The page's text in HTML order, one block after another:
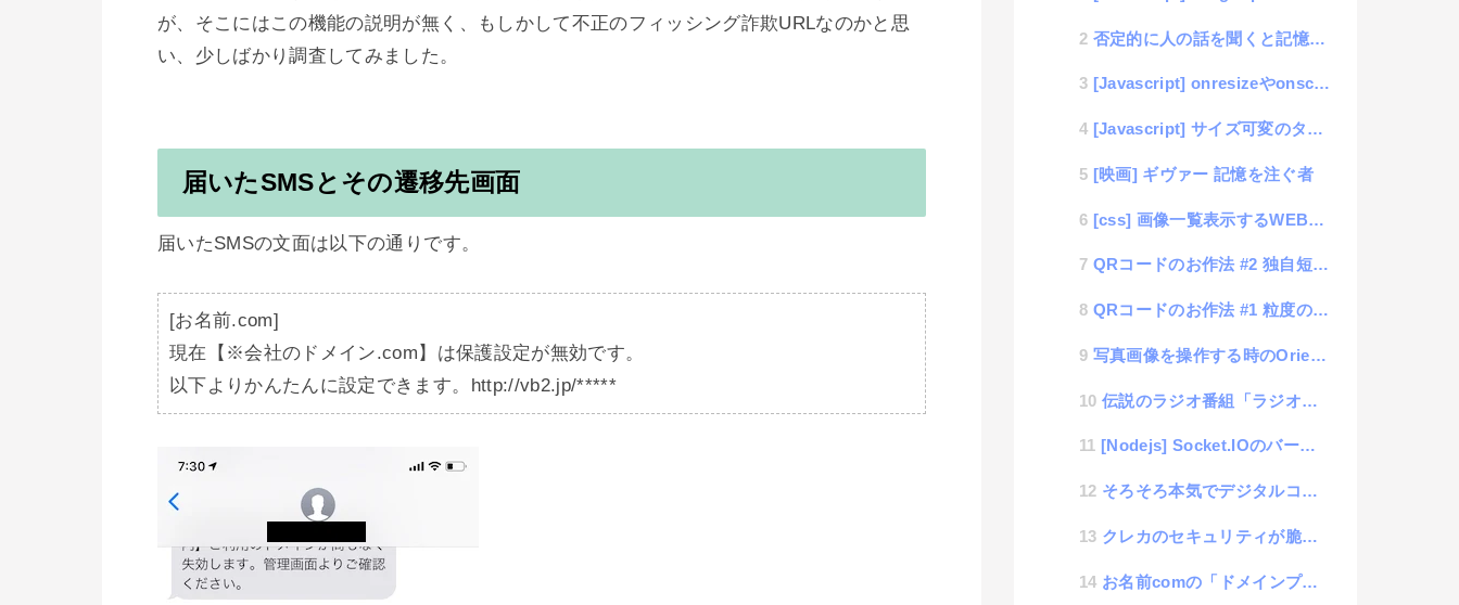
が、そこにはこの機能の説明が無く、もしかして不正のフィッシング詐欺URLなのかと思
い、少しばかり調査してみました。
届いたSMSとその遷移先画面
届いたSMSの文面は以下の通りです。
[お名前.com]
現在【※会社のドメイン.com】は保護設定が無効です。
以下よりかんたんに設定できます。http://vb2.jp/*****
否定的に人の話を聞くと記憶に残りやすい話
[Javascript] onresizeやonscrollなどの連続発生するイベント数を制限する方法
[Javascript] サイズ可変のタイリング表示ライブラリ「way-grid」
[映画] ギヴァー 記憶を注ぐ者
[css] 画像一覧表示するWEBページで、横サイズ固定、縦サイズ可変の表示最適化について
QRコードのお作法 #2 独自短縮URLプログラム(PHP)
QRコードのお作法 #1 粒度のおもてなし
写真画像を操作する時のOrientation+Rotateの扱い方
伝説のラジオ番組「ラジオはアメリカン」
[Nodejs] Socket.IOのバージョン違いによる注意点
そろそろ本気でデジタルコンテンツマーケットを考えないと日本の市場が危ないという話
クレカのセキュリティが脆弱すぎるのでどうすればいいかという思考
お名前comの「ドメインプロテクション」って何？